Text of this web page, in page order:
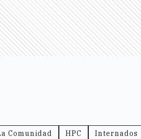
Comunidad HPC Internados